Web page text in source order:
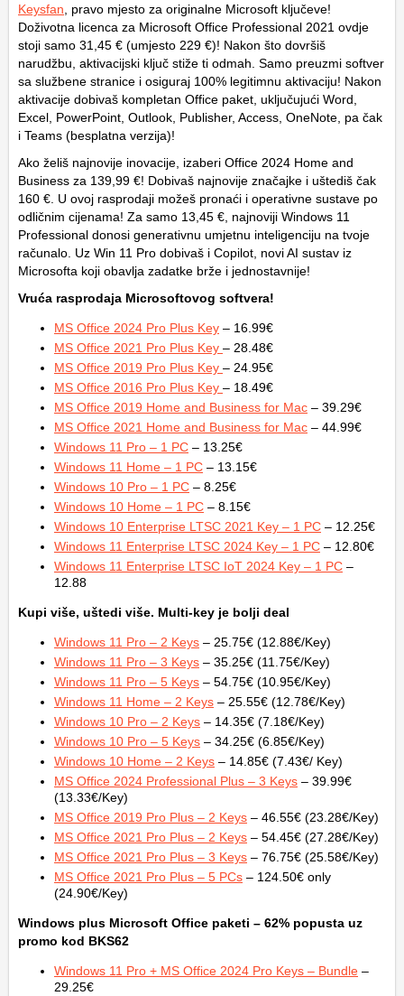
Keysfan , pravo mjesto za originalne Microsoft ključeve!
Doživotna licenca za Microsoft Office Professional 2021 ovdje
stoji samo 31,45 € (umjesto 229 €)! Nakon što dovršiš
narudžbu, aktivacijski ključ stiže ti odmah. Samo preuzmi softver
sa službene stranice i osiguraj 100% legitimnu aktivaciju! Nakon
aktivacije dobivaš kompletan Office paket, uključujući Word,
Excel, PowerPoint, Outlook, Publisher, Access, OneNote, pa čak
i Teams (besplatna verzija)!
Ako želiš najnovije inovacije, izaberi Office 2024 Home and
Business za 139,99 €! Dobivaš najnovije značajke i uštediš čak
160 €. U ovoj rasprodaji možeš pronaći i operativne sustave po
odličnim cijenama! Za samo 13,45 €, najnoviji Windows 11
Professional donosi generativnu umjetnu inteligenciju na tvoje
računalo. Uz Win 11 Pro dobivaš i Copilot, novi AI sustav iz
Microsofta koji obavlja zadatke brže i jednostavnije!
Vruća rasprodaja Microsoftovog softvera!
MS Office 2024 Pro Plus Key – 16.99€
MS Office 2021 Pro Plus Key – 28.48€
MS Office 2019 Pro Plus Key – 24.95€
MS Office 2016 Pro Plus Key – 18.49€
MS Office 2019 Home and Business for Mac – 39.29€
MS Office 2021 Home and Business for Mac – 44.99€
Windows 11 Pro – 1 PC – 13.25€
Windows 11 Home – 1 PC – 13.15€
Windows 10 Pro – 1 PC – 8.25€
Windows 10 Home – 1 PC – 8.15€
Windows 10 Enterprise LTSC 2021 Key – 1 PC – 12.25€
Windows 11 Enterprise LTSC 2024 Key – 1 PC – 12.80€
Windows 11 Enterprise LTSC IoT 2024 Key – 1 PC –
12.88
Kupi više, uštedi više. Multi-key je bolji deal
Windows 11 Pro – 2 Keys – 25.75€ (12.88€/Key)
Windows 11 Pro – 3 Keys – 35.25€ (11.75€/Key)
Windows 11 Pro – 5 Keys – 54.75€ (10.95€/Key)
Windows 11 Home – 2 Keys – 25.55€ (12.78€/Key)
Windows 10 Pro – 2 Keys – 14.35€ (7.18€/Key)
Windows 10 Pro – 5 Keys – 34.25€ (6.85€/Key)
Windows 10 Home – 2 Keys – 14.85€ (7.43€/ Key)
MS Office 2024 Professional Plus – 3 Keys – 39.99€
(13.33€/Key)
MS Office 2019 Pro Plus – 2 Keys – 46.55€ (23.28€/Key)
MS Office 2021 Pro Plus – 2 Keys – 54.45€ (27.28€/Key)
MS Office 2021 Pro Plus – 3 Keys – 76.75€ (25.58€/Key)
MS Office 2021 Pro Plus – 5 PCs – 124.50€ only
(24.90€/Key)
Windows plus Microsoft Office paketi – 62% popusta uz
promo kod BKS62
Windows 11 Pro + MS Office 2024 Pro Keys – Bundle –
29.25€